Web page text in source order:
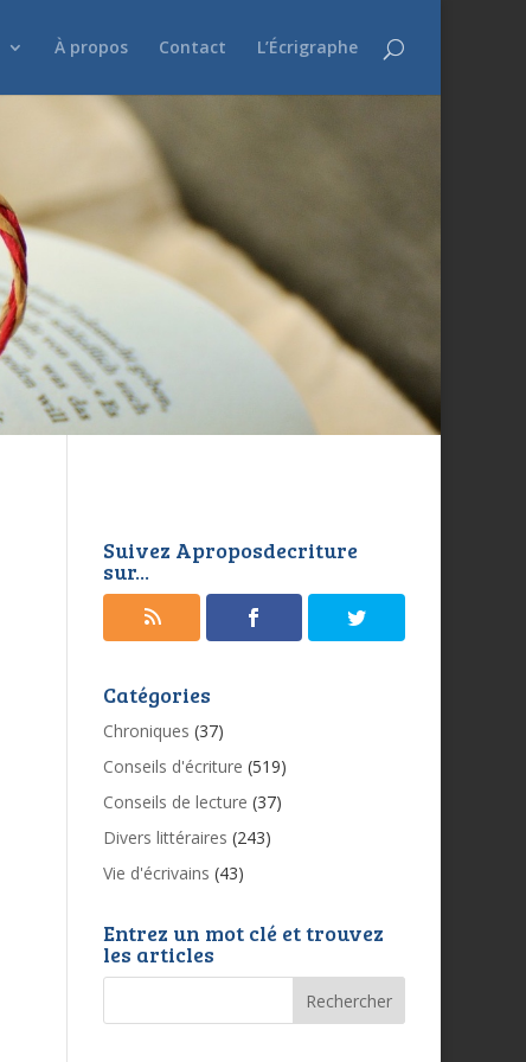
À propos Contact L’Écrigraphe
Suivez Aproposdecriture
sur...
Catégories
Chroniques (37)
Conseils d'écriture (519)
Conseils de lecture (37)
Divers littéraires (243)
Vie d'écrivains (43)
Entrez un mot clé et trouvez
les articles